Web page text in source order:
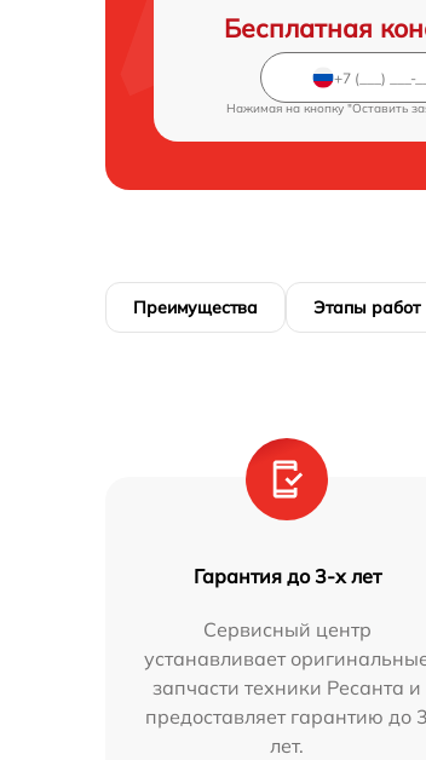
Бесплатная
Нажимая на кнопку "Оставить
Преимущества Этапы работ
Гарантия до 3-х лет
Сервисный центр
устанавливает
запчасти техники Ресанта и
предоставляет гарантию до 3
лет.